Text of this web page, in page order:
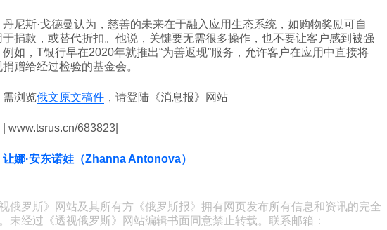
丹尼斯·戈德曼认为，慈善的未来在于融入应用生态系统，如购物奖励可自
于捐款，或替代折扣。他说，关键要无需很多操作，也不要让客户感到被强
例如，T银行早在2020年就推出“为善返现”服务，允许客户在应用中直接将
赠给经过检验的基金会。
需浏览俄文原文稿件 ，请登陆《消息报》网站
| www.tsrus.cn/683823|
让娜·安东诺娃（Zhanna Antonova）
视俄罗斯》网站及其所有方《俄罗斯报》拥有网页发布所有信息和资讯的完全
未经过《透视俄罗斯》网站编辑书面同意禁止转载。联系邮箱：